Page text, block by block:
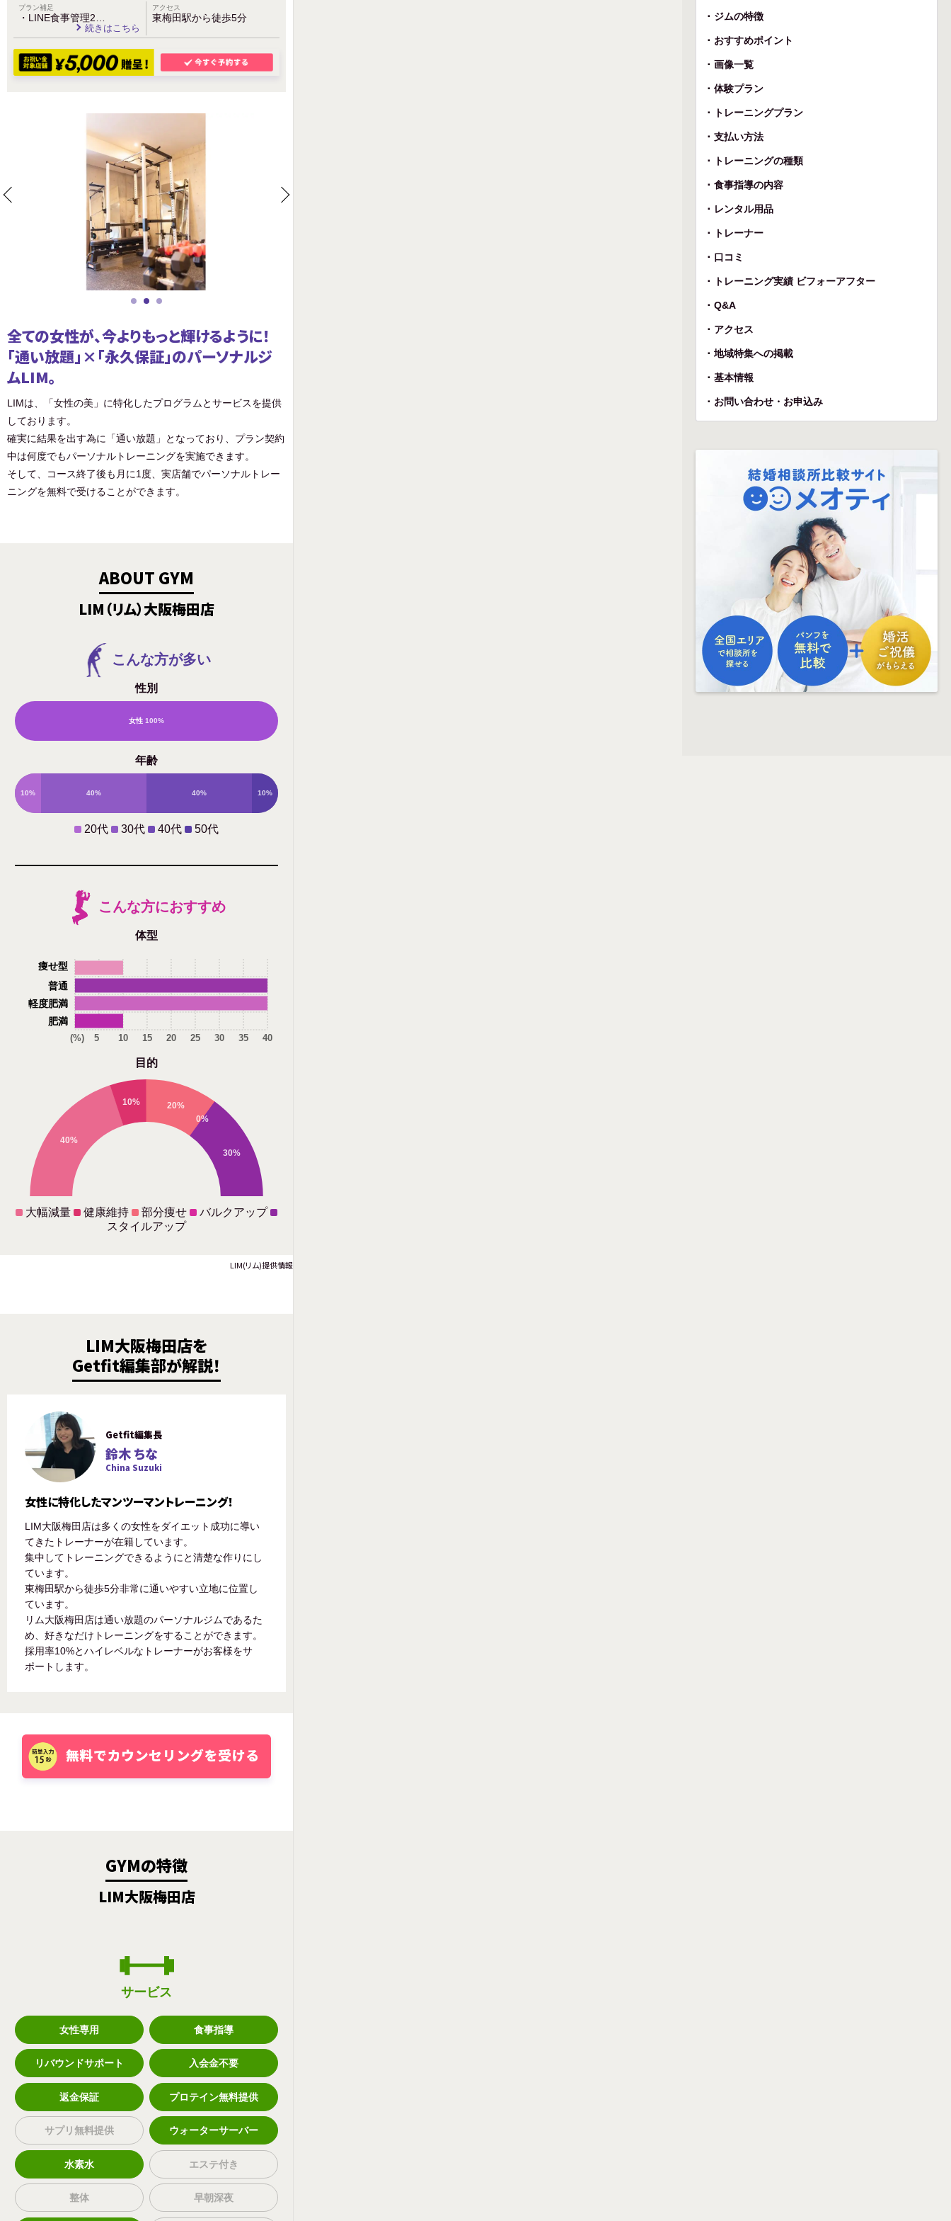
プラン補足
・LINE食事管理2…
続きはこちら
アクセス
東梅田駅から徒歩5分
全ての女性が、今よりもっと輝けるように！
「通い放題」×「永久保証」のパーソナルジ
ムLIM。
LIMは、「女性の美」に特化したプログラムとサービスを提供
しております。
確実に結果を出す為に「通い放題」となっており、プラン契約
中は何度でもパーソナルトレーニングを実施できます。
そして、コース終了後も月に1度、実店舗でパーソナルトレー
ニングを無料で受けることができます。
ABOUT GYM
LIM（リム）大阪梅田店
こんな方が多い
性別
女性 100%
年齢
10% 40% 40% 10%
20代 30代 40代 50代
こんな方におすすめ
体型
肥満
軽度肥満
普通
痩せ型
(%) 5 10 15 20 25 30 35 40
目的
40%
10%
20%
0%
30%
大幅減量 健康維持 部分痩せ
バルクアップ
スタイルアップ
LIM(リム)提供情報
LIM大阪梅田店を
Getfit編集部が解説！
Getfit編集長
鈴木 ちな
China Suzuki
女性に特化したマンツーマントレーニング！
LIM大阪梅田店は多くの女性をダイエット成功に導い
てきたトレーナーが在籍しています。
集中してトレーニングできるようにと清楚な作りにし
ています。
東梅田駅から徒歩5分非常に通いやすい立地に位置し
ています。
リム大阪梅田店は通い放題のパーソナルジムであるた
め、好きなだけトレーニングをすることができます。
採用率10%とハイレベルなトレーナーがお客様をサ
ポートします。
GYMの特徴
LIM大阪梅田店
サービス
女性専用 食事指導
リバウンドサポート 入会金不要
返金保証 プロテイン無料提供
サプリ無料提供 ウォーターサーバー
水素水 エステ付き
整体 早朝深夜
ジムの特徴
おすすめポイント
画像一覧
体験プラン
トレーニングプラン
支払い方法
トレーニングの種類
食事指導の内容
レンタル用品
トレーナー
口コミ
トレーニング実績 ビフォーアフター
Q&A
アクセス
地域特集への掲載
基本情報
お問い合わせ・お申込み